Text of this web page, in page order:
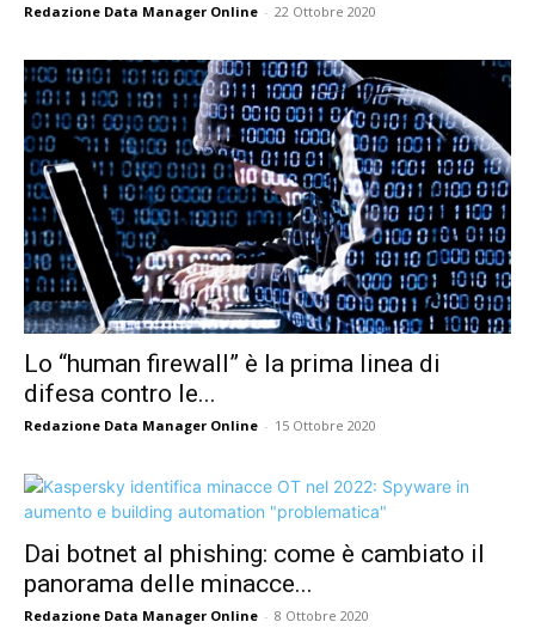
Redazione Data Manager Online - 22 Ottobre 2020
Lo “human firewall” è la prima linea di
difesa contro le...
Redazione Data Manager Online - 15 Ottobre 2020
Dai botnet al phishing: come è cambiato il
panorama delle minacce...
Redazione Data Manager Online - 8 Ottobre 2020